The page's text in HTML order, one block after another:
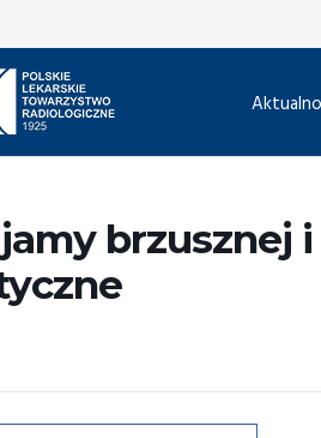
jamy brzusznej